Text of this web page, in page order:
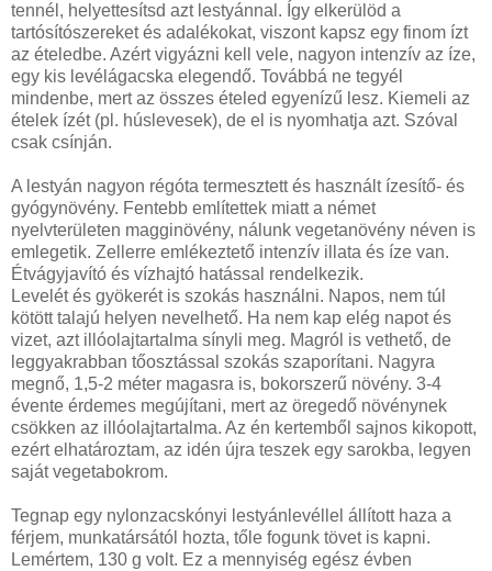
tennél, helyettesítsd azt lestyánnal. Így elkerülöd a
tartósítószereket és adalékokat, viszont kapsz egy finom ízt
az ételedbe. Azért vigyázni kell vele, nagyon intenzív az íze,
egy kis levélágacska elegendő. Továbbá ne tegyél
mindenbe, mert az összes ételed egyenízű lesz. Kiemeli az
ételek ízét (pl. húslevesek), de el is nyomhatja azt. Szóval
csak csínján.
A lestyán nagyon régóta termesztett és használt ízesítő- és
gyógynövény. Fentebb említettek miatt a német
nyelvterületen magginövény, nálunk vegetanövény néven is
emlegetik. Zellerre emlékeztető intenzív illata és íze van.
Étvágyjavító és vízhajtó hatással rendelkezik.
Levelét és gyökerét is szokás használni. Napos, nem túl
kötött talajú helyen nevelhető. Ha nem kap elég napot és
vizet, azt illóolajtartalma sínyli meg. Magról is vethető, de
leggyakrabban tőosztással szokás szaporítani. Nagyra
megnő, 1,5-2 méter magasra is, bokorszerű növény. 3-4
évente érdemes megújítani, mert az öregedő növénynek
csökken az illóolajtartalma. Az én kertemből sajnos kikopott,
ezért elhatároztam, az idén újra teszek egy sarokba, legyen
saját vegetabokrom.
Tegnap egy nylonzacskónyi lestyánlevéllel állított haza a
férjem, munkatársától hozta, tőle fogunk tövet is kapni.
Lemértem, 130 g volt. Ez a mennyiség egész évben